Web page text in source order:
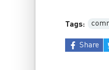
Tags:
Share